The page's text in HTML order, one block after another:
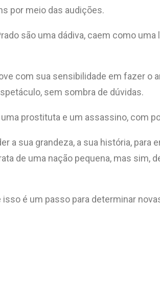
por meio das audições.
são uma dádiva, caem como
com sua sensibilidade em fazer
sem sombra de dúvidas.
prostituta e um assassino, com
a sua grandeza, a sua história,
de uma nação pequena, mas
é um passo para determinar